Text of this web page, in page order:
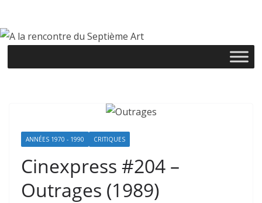
contenu
ANNÉES 1970 - 1990 CRITIQUES
Cinexpress #204 –
Outrages (1989)